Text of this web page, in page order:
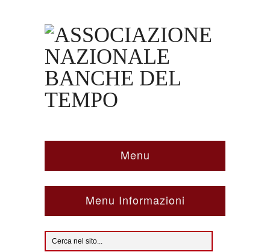
Menu
Menu Informazioni